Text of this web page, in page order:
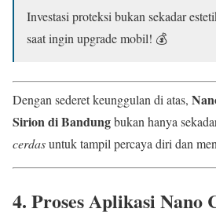
Investasi proteksi bukan sekadar
saat ingin upgrade mobil! 💰
Dengan sederet keunggulan di atas,
Sirion di Bandungbukan hanya
cerdasuntuk tampil percaya diri dan
4. Proses Aplikasi Nano